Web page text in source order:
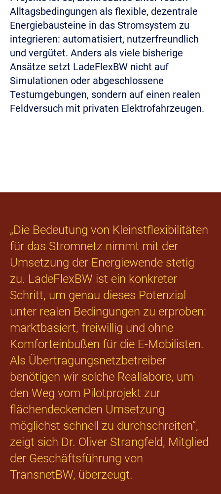
Alltagsbedingungen als flexible, dezentrale
Energiebausteine in das Stromsystem zu
integrieren: automatisiert, nutzerfreundlich
und vergütet. Anders als viele bisherige
Ansätze setzt LadeFlexBW nicht auf
Simulationen oder abgeschlossene
Testumgebungen, sondern auf einen realen
Feldversuch mit privaten Elektrofahrzeugen.
„Die Bedeutung von Kleinstflexibilitäten
für das Stromnetz nimmt mit der
Umsetzung der Energiewende stetig
zu. LadeFlexBW ist ein konkreter
Schritt, um genau dieses Potenzial
unter realen Bedingungen zu erproben:
marktbasiert, freiwillig und ohne
Komforteinbußen für die E-Mobilisten.
Als Übertragungsnetzbetreiber
benötigen wir solche Reallabore, um
den Weg vom Pilotprojekt zur
flächendeckenden Umsetzung
möglichst schnell zu durchschreiten“,
zeigt sich Dr. Oliver Strangfeld, Mitglied
der Geschäftsführung von
TransnetBW, überzeugt.